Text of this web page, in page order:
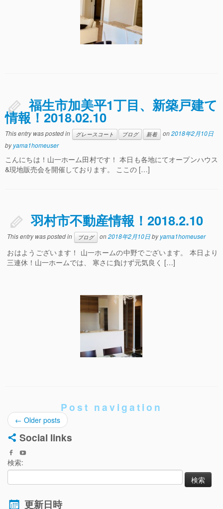
福生市加美平1丁目、新築戸建て
情報！2018.02.10
This entry was posted in グレースコート ブログ 新着 on2018年2月10日
byyama1homeuser
こんにちは！山一ホーム田村です！ 本日も各地にてオープンハウス
&現地販売会を開催しております。 ここの […]
羽村市不動産情報！2018.2.10
This entry was posted in ブログ on2018年2月10日byyama1homeuser
おはようございます！ 山一ホームの中野でございます。 本日より
三連休！山一ホームでは、 寒さに負けず元気良く […]
Post navigation
← Older posts
Social links
検索:
更新日時